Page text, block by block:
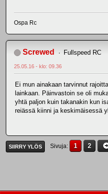
Ospa Rc
Screwed Fullspeed RC
25.05.16 - klo: 09.36
Ei mun ainakaan tarvinnut
lainkaan. Päinvastoin se oli
yhtä paljon kuin takanakin kun
reiässä kiinni ja keskimäisessä
SIIRRY YLÖS Sivuja 1 2